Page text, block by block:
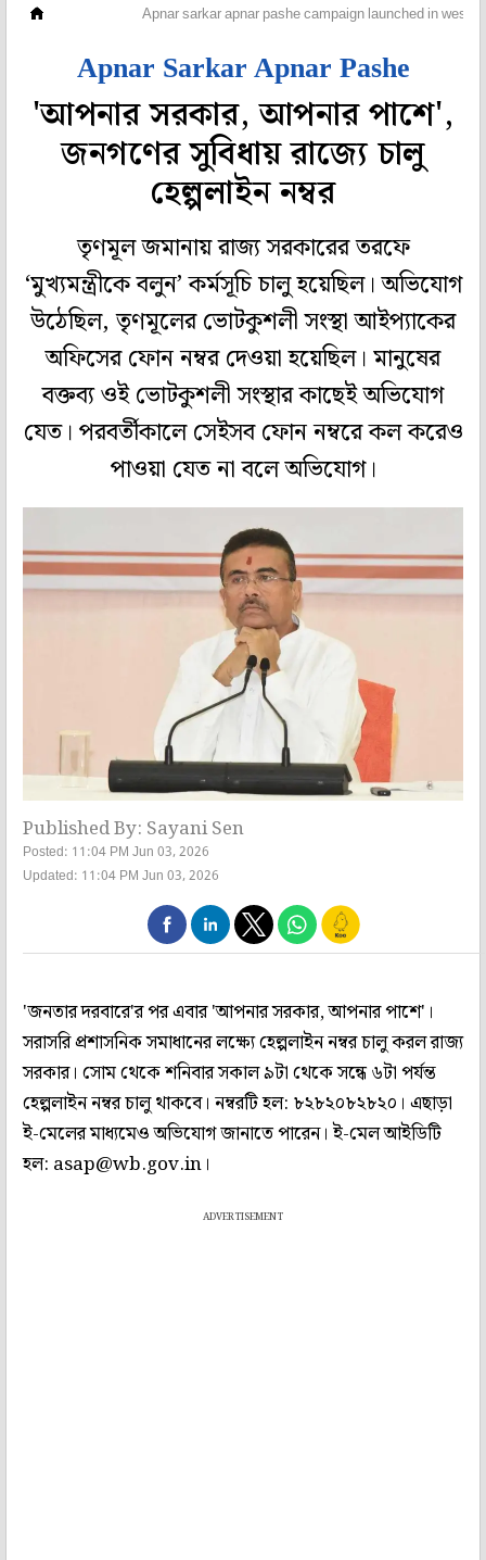
Apnar sarkar apnar pashe campaign launched in west
Apnar Sarkar Apnar Pashe
'আপনার সরকার, আপনার পাশে',
জনগণের সুবিধায় রাজ্যে চালু
হেল্পলাইন নম্বর
তৃণমূল জমানায় রাজ্য সরকারের তরফে
‘মুখ্যমন্ত্রীকে বলুন’ কর্মসূচি চালু হয়েছিল। অভিযোগ
উঠেছিল, তৃণমূলের ভোটকুশলী সংস্থা আইপ্যাকের
অফিসের ফোন নম্বর দেওয়া হয়েছিল। মানুষের
বক্তব্য ওই ভোটকুশলী সংস্থার কাছেই অভিযোগ
যেত। পরবর্তীকালে সেইসব ফোন নম্বরে কল করেও
পাওয়া যেত না বলে অভিযোগ।
Published By: Sayani Sen
Posted: 11:04 PM Jun 03, 2026
Updated: 11:04 PM Jun 03, 2026
'জনতার দরবারে'র পর এবার 'আপনার সরকার, আপনার পাশে'।
সরাসরি প্রশাসনিক সমাধানের লক্ষ্যে হেল্পলাইন নম্বর চালু করল রাজ্য
সরকার। সোম থেকে শনিবার সকাল ৯টা থেকে সন্ধে ৬টা পর্যন্ত
হেল্পলাইন নম্বর চালু থাকবে। নম্বরটি হল: ৮২৮২০৮২৮২০। এছাড়া
ই-মেলের মাধ্যমেও অভিযোগ জানাতে পারেন। ই-মেল আইডিটি
হল: asap@wb.gov.in।
ADVERTISEMENT